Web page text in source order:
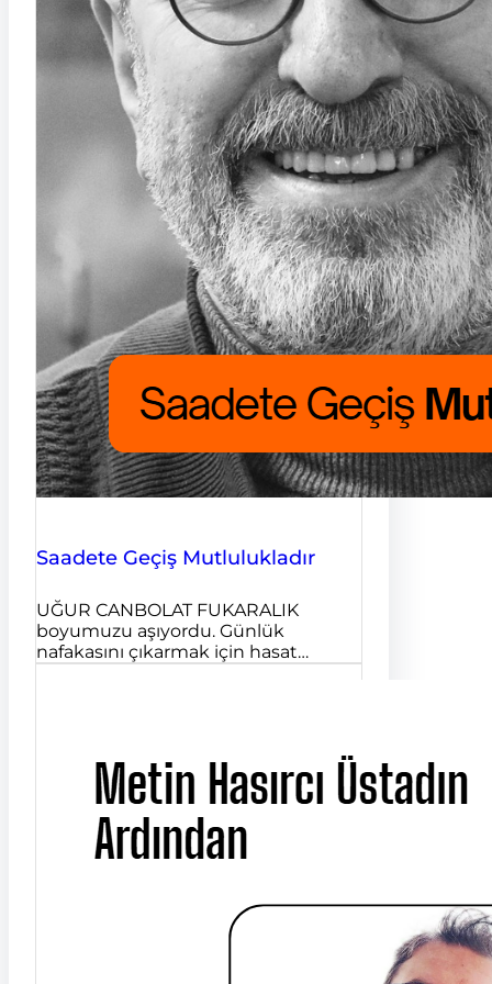
Saadete Geçiş Mutlulukladır
UĞUR CANBOLAT FUKARALIK
boyumuzu aşıyordu. Günlük
nafakasını çıkarmak için hasat…